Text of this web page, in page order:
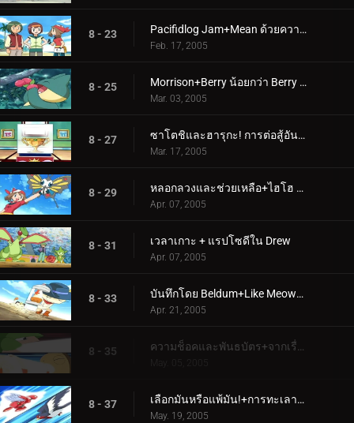
8 - 23 Pacifidlog Jam+Mean ด้วยความอิจฉา
Feb. 17, 2005
8 - 25 Morrison+Berry น้อยกว่า Berry น่าสนใจ
Mar. 03, 2005
8 - 27 ซาโตชิและฮารุกะ! การต่อสู้อันดุเดือดในโฮเอ็น!!+กระโดดโลดเต้นถ้วยริบบิ้น!
Mar. 17, 2005
8 - 29 หลอกลวงและช่วยเหลือ+ไฮโฮ ซิลเวอร์วินด์!
Apr. 07, 2005
8 - 31 เวลาเกาะ + แรปโซดีใน Drew
Apr. 07, 2005
8 - 33 บันทึกโดย Beldum+Like Meowth to the Flame
Apr. 21, 2005
8 - 35
8 - 37 เลือกมันหรือแพ้มัน!+การทะเลาะวิวาทการตัดสิน
May. 19, 2005